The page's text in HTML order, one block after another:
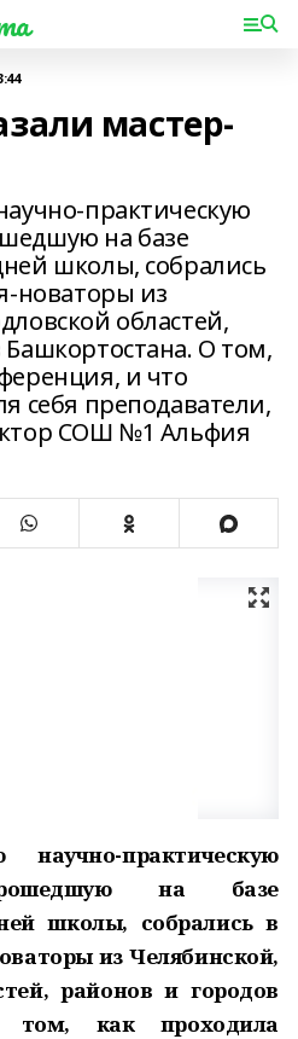
мастер-
практическую
на базе
школы, собрались
новаторы из
областей,
О том,
и что
себя преподаватели,
СОШ №1 Альфия
практическую
на базе
школы, собрались в
из Челябинской,
районов и городов
том, как проходила